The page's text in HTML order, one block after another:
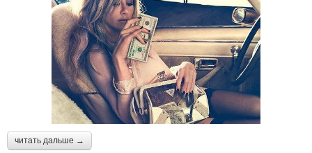
читать дальше →